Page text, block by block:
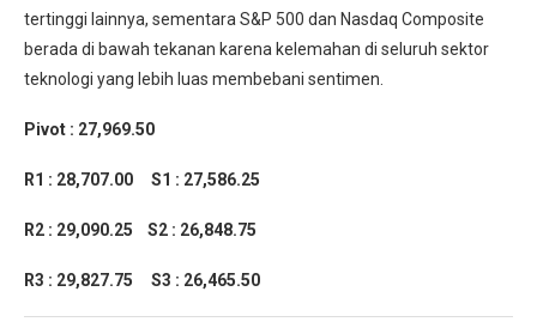
tertinggi lainnya, sementara S&P 500 dan Nasdaq Composite
berada di bawah tekanan karena kelemahan di seluruh sektor
teknologi yang lebih luas membebani sentimen.
Pivot : 27,969.50
R1 : 28,707.00 S1 : 27,586.25
R2 : 29,090.25 S2 : 26,848.75
R3 : 29,827.75 S3 : 26,465.50